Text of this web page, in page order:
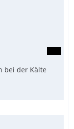
bei der Kälte